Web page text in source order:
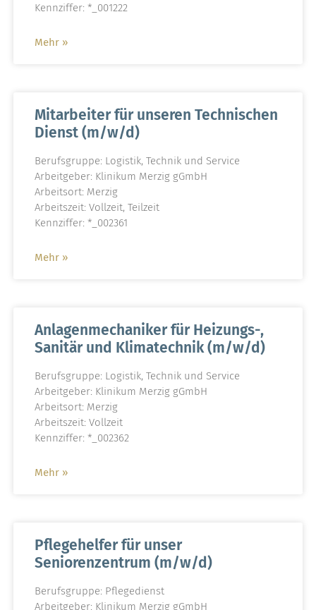
Kennziffer: *_001222
Mehr »
Mitarbeiter für unseren Technischen
Dienst (m/w/d)
Berufsgruppe: Logistik, Technik und Service
Arbeitgeber: Klinikum Merzig gGmbH
Arbeitsort: Merzig
Arbeitszeit: Vollzeit, Teilzeit
Kennziffer: *_002361
Mehr »
Anlagenmechaniker für Heizungs-,
Sanitär und Klimatechnik (m/w/d)
Berufsgruppe: Logistik, Technik und Service
Arbeitgeber: Klinikum Merzig gGmbH
Arbeitsort: Merzig
Arbeitszeit: Vollzeit
Kennziffer: *_002362
Mehr »
Pflegehelfer für unser
Seniorenzentrum (m/w/d)
Berufsgruppe: Pflegedienst
Arbeitgeber: Klinikum Merzig gGmbH